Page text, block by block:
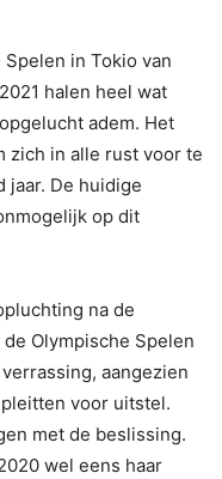
in Tokio van
halen heel wat
adem. Het
zich in alle rust voor te
jaar. De huidige
op dit
na de
Olympische Spelen
aangezien
voor uitstel.
met de beslissing.
wel eens haar